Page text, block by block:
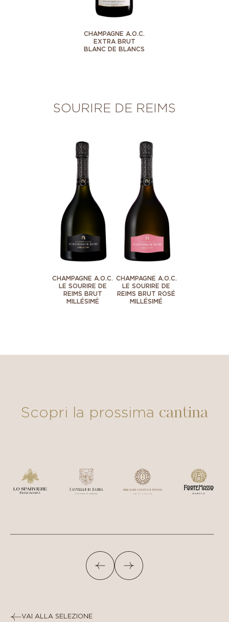
CHAMPAGNE A.O.C.
EXTRA BRUT
BLANC DE BLANCS
SOURIRE DE REIMS
CHAMPAGNE A.O.C.
LE SOURIRE DE
REIMS BRUT
MILLÉSIMÉ
CHAMPAGNE A.O.C.
LE SOURIRE DE
REIMS BRUT ROSÉ
MILLÉSIMÉ
Scopri la prossima cantina
VAI ALLA SELEZIONE